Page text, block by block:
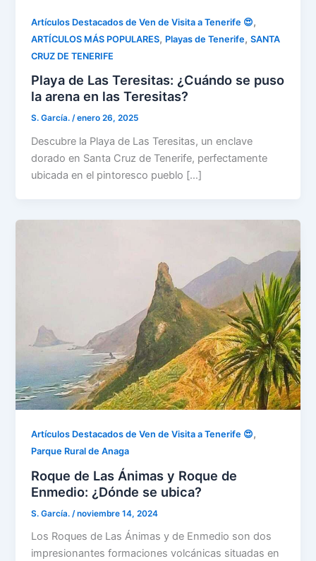
Artículos Destacados de Ven de Visita a Tenerife 😍,
ARTÍCULOS MÁS POPULARES, Playas de Tenerife,SANTA
CRUZ DE TENERIFE
Playa de Las Teresitas: ¿Cuándo se puso
la arena en las Teresitas?
S. García./enero 26, 2025
Descubre la Playa de Las Teresitas, un enclave
dorado en Santa Cruz de Tenerife, perfectamente
ubicada en el pintoresco pueblo […]
Artículos Destacados de Ven de Visita a Tenerife 😍,
Parque Rural de Anaga
Roque de Las Ánimas y Roque de
Enmedio: ¿Dónde se ubica?
S. García. /noviembre 14, 2024
Los Roques de Las Ánimas y de Enmedio son dos
impresionantes formaciones volcánicas situadas en